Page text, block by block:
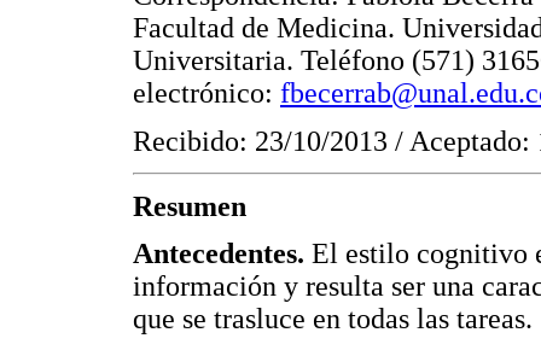
Facultad de Medicina.
Universitaria. Teléfono (571)
electrónico:
Recibido: 23/10/2013 / Aceptado:
Resumen
Antecedentes. El estilo cognitivo
información y resulta ser una
que se trasluce en todas las tareas.